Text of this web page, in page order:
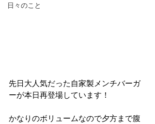
日々のこと
先日大人気だった自家製メンチバーガ
ーが本日再登場しています！
かなりのボリュームなので夕方まで腹